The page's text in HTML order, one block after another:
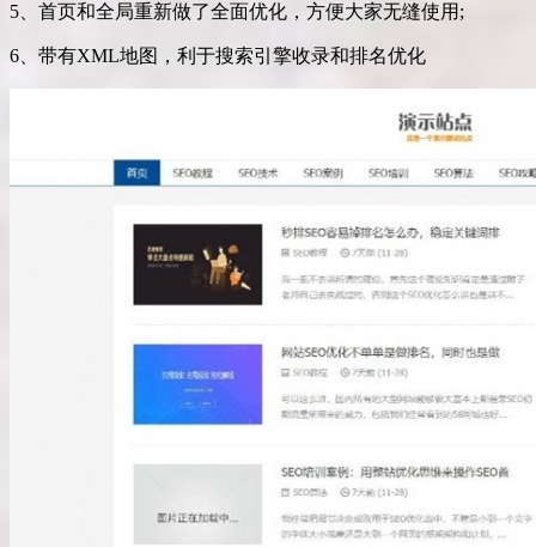
5、首页和全局重新做了全面优化，方便大家无缝使用;
6、带有XML地图，利于搜索引擎收录和排名优化